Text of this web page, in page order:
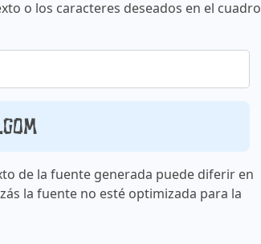
o los caracteres deseados en el cuadro
de la fuente generada puede diferir en
la fuente no esté optimizada para la